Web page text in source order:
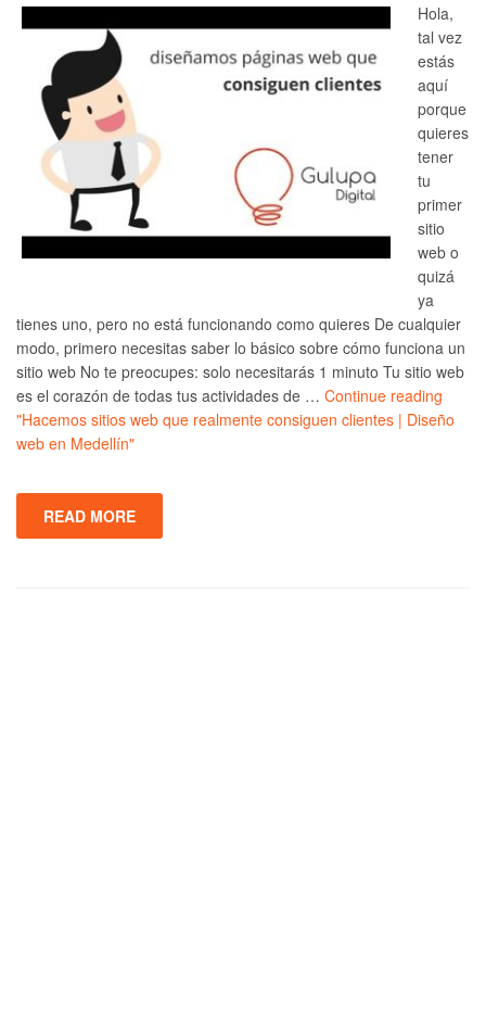
Hola,
tal vez
estás
aquí
porque
quieres
tener
tu
primer
sitio
web o
quizá
ya
tienes uno, pero no está funcionando como quieres De cualquier
modo, primero necesitas saber lo básico sobre cómo funciona un
sitio web No te preocupes: solo necesitarás 1 minuto Tu sitio web
es el corazón de todas tus actividades de … Continue reading
"Hacemos sitios web que realmente consiguen clientes | Diseño
web en Medellín"
READ MORE